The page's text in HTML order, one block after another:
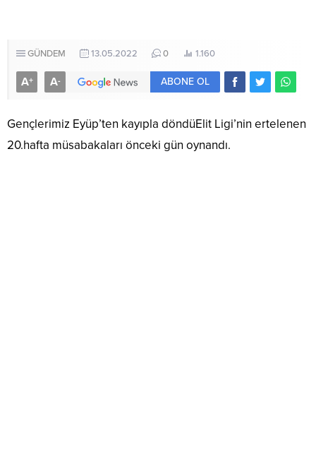
GÜNDEM 13.05.2022 0 1.160
A+ A- ABONE OL
Gençlerimiz Eyüp’ten kayıpla döndüElit Ligi’nin ertelenen
20.hafta müsabakaları önceki gün oynandı.